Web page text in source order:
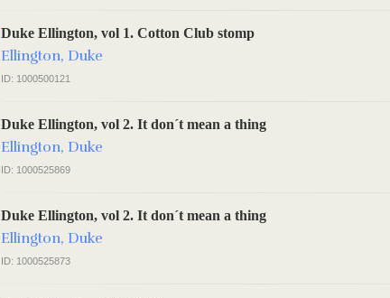
Duke Ellington, vol 1. Cotton Club stomp
Ellington, Duke
ID: 1000500121
Duke Ellington, vol 2. It don´t mean a thing
Ellington, Duke
ID: 1000525869
Duke Ellington, vol 2. It don´t mean a thing
Ellington, Duke
ID: 1000525873